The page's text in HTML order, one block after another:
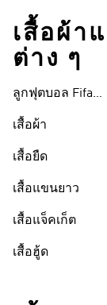
เสื้อผ้า
ต่าง ๆ
ลูกฟุตบอล Fifa
เสื้อผ้า
เสื้อยืด
เสื้อแขนยาว
เสื้อแจ็คเก็ต
เสื้อฮู้ด